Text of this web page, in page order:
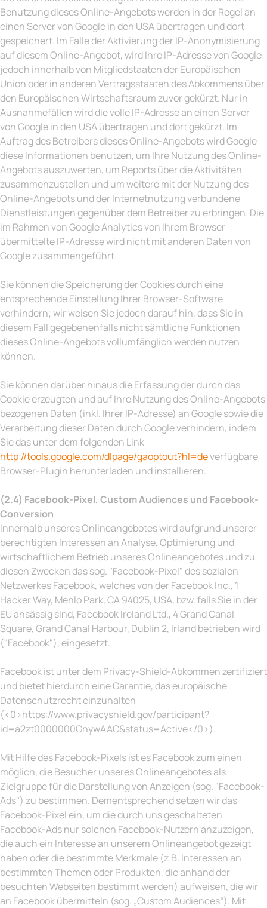
Benutzung dieses Online-Angebots werden in der Regel an
einen Server von Google in den USA übertragen und dort
gespeichert. Im Falle der Aktivierung der IP-Anonymisierung
auf diesem Online-Angebot, wird Ihre IP-Adresse von Google
jedoch innerhalb von Mitgliedstaaten der Europäischen
Union oder in anderen Vertragsstaaten des Abkommens über
den Europäischen Wirtschaftsraum zuvor gekürzt. Nur in
Ausnahmefällen wird die volle IP-Adresse an einen Server
von Google in den USA übertragen und dort gekürzt. Im
Auftrag des Betreibers dieses Online-Angebots wird Google
diese Informationen benutzen, um Ihre Nutzung des Online-
Angebots auszuwerten, um Reports über die Aktivitäten
zusammenzustellen und um weitere mit der Nutzung des
Online-Angebots und der Internetnutzung verbundene
Dienstleistungen gegenüber dem Betreiber zu erbringen. Die
im Rahmen von Google Analytics von Ihrem Browser
übermittelte IP-Adresse wird nicht mit anderen Daten von
Google zusammengeführt.
Sie können die Speicherung der Cookies durch eine
entsprechende Einstellung Ihrer Browser-Software
verhindern; wir weisen Sie jedoch darauf hin, dass Sie in
diesem Fall gegebenenfalls nicht sämtliche Funktionen
dieses Online-Angebots vollumfänglich werden nutzen
können.
Sie können darüber hinaus die Erfassung der durch das
Cookie erzeugten und auf Ihre Nutzung des Online-Angebots
bezogenen Daten (inkl. Ihrer IP-Adresse) an Google sowie die
Verarbeitung dieser Daten durch Google verhindern, indem
Sie das unter dem folgenden Link
http://tools.google.com/dlpage/gaoptout?hl=deverfügbare
Browser-Plugin herunterladen und installieren.
(2.4) Facebook-Pixel, Custom Audiences und Facebook-
Conversion
Innerhalb unseres Onlineangebotes wird aufgrund unserer
berechtigten Interessen an Analyse, Optimierung und
wirtschaftlichem Betrieb unseres Onlineangebotes und zu
diesen Zwecken das sog. "Facebook-Pixel" des sozialen
Netzwerkes Facebook, welches von der Facebook Inc., 1
Hacker Way, Menlo Park, CA 94025, USA, bzw. falls Sie in der
EU ansässig sind, Facebook Ireland Ltd., 4 Grand Canal
Square, Grand Canal Harbour, Dublin 2, Irland betrieben wird
("Facebook"), eingesetzt.
Facebook ist unter dem Privacy-Shield-Abkommen zertifiziert
und bietet hierdurch eine Garantie, das europäische
Datenschutzrecht einzuhalten
(<0>https://www.privacyshield.gov/participant?
id=a2zt0000000GnywAAC&status=Active</0>).
Mit Hilfe des Facebook-Pixels ist es Facebook zum einen
möglich, die Besucher unseres Onlineangebotes als
Zielgruppe für die Darstellung von Anzeigen (sog. "Facebook-
Ads") zu bestimmen. Dementsprechend setzen wir das
Facebook-Pixel ein, um die durch uns geschalteten
Facebook-Ads nur solchen Facebook-Nutzern anzuzeigen,
die auch ein Interesse an unserem Onlineangebot gezeigt
haben oder die bestimmte Merkmale (z.B. Interessen an
bestimmten Themen oder Produkten, die anhand der
besuchten Webseiten bestimmt werden) aufweisen, die wir
an Facebook übermitteln (sog. „Custom Audiences“). Mit